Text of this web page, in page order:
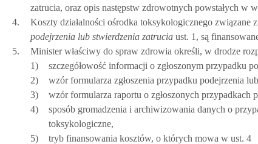
zatrucia, oraz opis następstw zdrowotnych powstałych w
4.
Koszty działalności ośrodka toksykologicznego związane
podejrzenia lub stwierdzenia zatrucia ust. 1, są
5.
Minister właściwy do spraw zdrowia określi, w drodze
1)
szczegółowość informacji o zgłoszonym przypadku
2)
wzór formularza zgłoszenia przypadku podejrzenia
3)
wzór formularza raportu o zgłoszonych
4)
sposób gromadzenia i archiwizowania danych o
toksykologiczne,
5)
tryb finansowania kosztów, o których mowa w ust. 4